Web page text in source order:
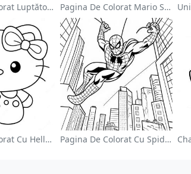
Pagina De Colorat Luptător Wwe Sărind Pe Inamic Pagina De Colorat Mario Sărind Peste Goombas
Pagina De Colorat Cu Hello Kitty Drăguță Cu Fundiță Pagina De Colorat Cu Spider Man Swinging Prin Oraș